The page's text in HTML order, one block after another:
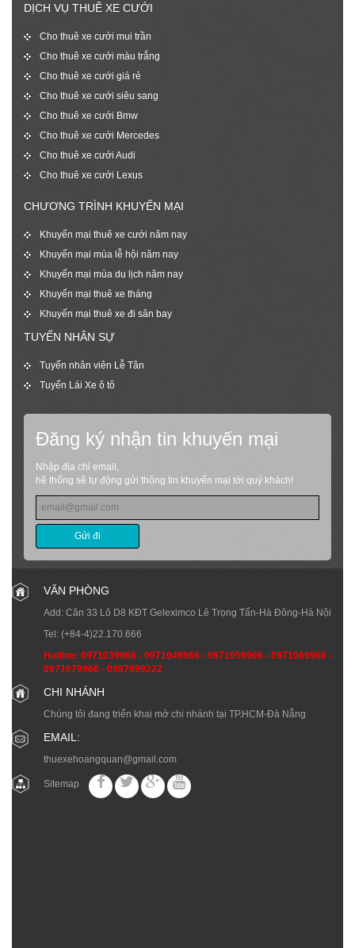
DỊCH VỤ THUÊ XE CƯỚI
Cho thuê xe cưới mui trần
Cho thuê xe cưới màu trắng
Cho thuê xe cưới giá rẻ
Cho thuê xe cưới siêu sang
Cho thuê xe cưới Bmw
Cho thuê xe cưới Mercedes
Cho thuê xe cưới Audi
Cho thuê xe cưới Lexus
CHƯƠNG TRÌNH KHUYẾN MẠI
Khuyến mại thuê xe cưới năm nay
Khuyến mại mùa lễ hội năm nay
Khuyến mại mùa du lịch năm nay
Khuyến mại thuê xe tháng
Khuyến mại thuê xe đi sân bay
TUYỂN NHÂN SỰ
Tuyển nhân viên Lễ Tân
Tuyển Lái Xe ô tô
Đăng ký nhận tin khuyến mại
Nhập địa chỉ email,
hệ thống sẽ tự động gửi thông tin khuyến mại tới quý khách!
Gửi đi
VĂN PHÒNG
Add: Căn 33 Lô D8 KĐT Geleximco Lê Trọng Tấn-Hà Đông-Hà Nội
Tel: (+84-4)22.170.666
Hotline: 0971039966 - 0971049966 - 0971059966 - 0971069966 -
0971079966 - 0987999222
CHI NHÁNH
Chúng tôi đang triển khai mở chi nhánh tại TP.HCM-Đà Nẵng
EMAIL:
thuexehoangquan@gmail.com
Sitemap